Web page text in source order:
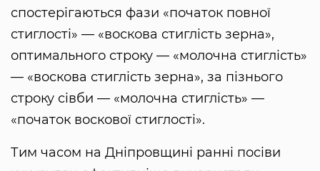
спостерігаються фази «початок повної
стиглості» — «воскова стиглість зерна»,
оптимального строку — «молочна стиглість»
— «воскова стиглість зерна», за пізнього
строку сівби — «молочна стиглість» —
«початок воскової стиглості».
Тим часом на Дніпровщині ранні посіви